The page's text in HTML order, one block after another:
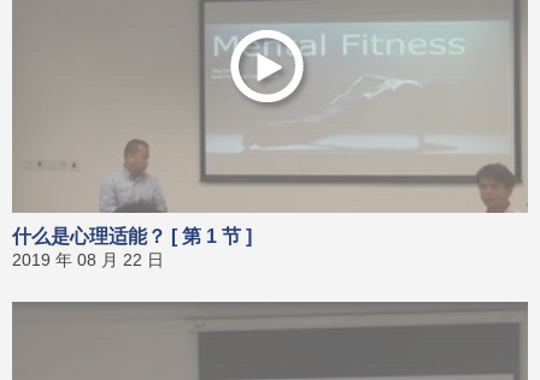
什么是心理适能？ [ 第 1 节 ]
2019 年 08 月 22 日